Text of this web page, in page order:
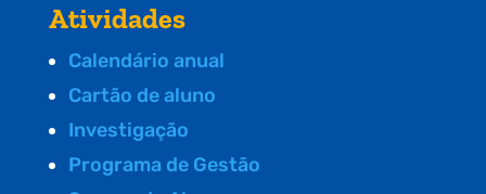
Atividades
Calendário anual
Cartão de aluno
Investigação
Programa de Gestão